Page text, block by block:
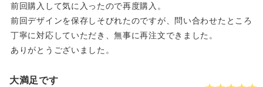
前回購入して気に入ったので再度購入。
前回デザインを保存しそびれたのですが、問い合わせたところ
丁寧に対応していただき、無事に再注文できました。
ありがとうございました。
大満足です